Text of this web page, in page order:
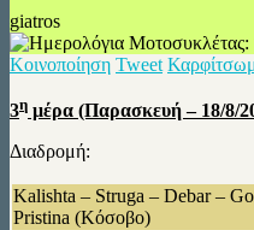
giatros
Κοινοποίηση Tweet
3η μέρα (Παρασκευή – 18/8/
Διαδρομή:
Kalishta – Struga – Debar –
Pristina (Κόσοβο)